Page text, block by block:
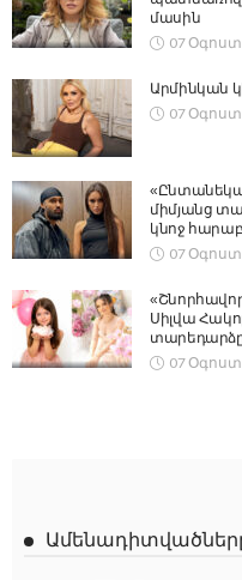
մասին
07
Արմինկան
07
միմյանց
կնոջ
07
Սիլվա
07